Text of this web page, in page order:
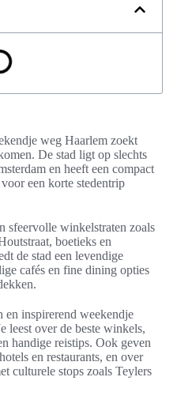
weg Haarlem zoekt
De stad ligt op slechts
en heeft een compact
een korte stedentrip
sfeervolle winkelstraten zoals
boetieks en
de stad een levendige
cafés en fine dining opties
inspirerend weekendje
leest over de beste winkels,
handige reistips. Ook geven
en restaurants, en over
culturele stops zoals Teylers